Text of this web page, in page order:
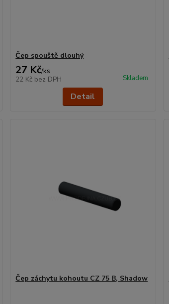
Čep spouště dlouhý
27 Kč/ks
22 Kč bez DPH Skladem
Detail
Čep záchytu kohoutu CZ 75 B, Shadow